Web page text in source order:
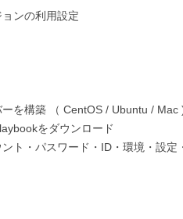
ンの利用設定
を構築 （ CentOS / Ubuntu / Mac
をダウンロード
ト・パスワード・ID・環境・設定